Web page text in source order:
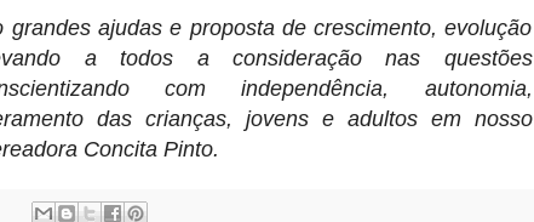
grandes ajudas e proposta de crescimento, evolução
a todos a consideração nas questões
com independência, autonomia,
das crianças, jovens e adultos em nosso
Concita Pinto.